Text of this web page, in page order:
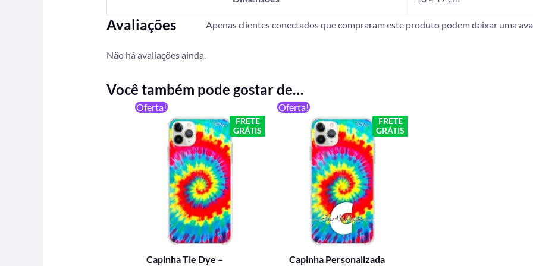
Avaliações
Não há avaliações ainda.
Apenas clientes conectados que compraram este produto podem deixar uma
Você também pode gostar de…
Oferta!
FRETE
GRÁTIS
Capinha Tie Dye –
original
era:
R$ 59,90.
preço
atual
é:
R$ 49,90.
Oferta!
FRETE
GRÁTIS
Capinha Personalizada
original
era:
R$ 59,90.
preço
atual
é:
R$ 49,90.